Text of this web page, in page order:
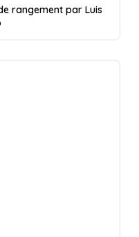
rangement par Luis